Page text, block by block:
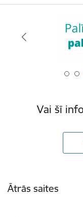
Vai šī
Ātrās saites